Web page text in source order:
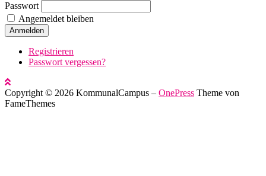
Passwort
Angemeldet bleiben
Anmelden
Registrieren
Passwort vergessen?
Copyright © 2026 KommunalCampus – OnePress Theme von
FameThemes